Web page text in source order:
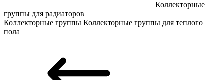
Коллекторные
группы для радиаторов
Коллекторные группы Коллекторные группы для теплого
пола